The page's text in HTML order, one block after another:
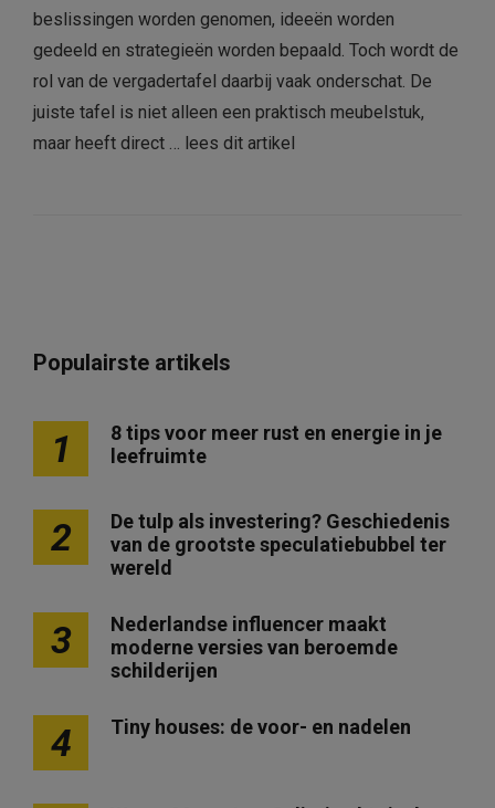
beslissingen worden genomen, ideeën worden
gedeeld en strategieën worden bepaald. Toch wordt de
rol van de vergadertafel daarbij vaak onderschat. De
juiste tafel is niet alleen een praktisch meubelstuk,
maar heeft direct … lees dit artikel
Populairste artikels
1
8 tips voor meer rust en energie in je
leefruimte
2
De tulp als investering? Geschiedenis
van de grootste speculatiebubbel ter
wereld
3
Nederlandse influencer maakt
moderne versies van beroemde
schilderijen
4 Tiny houses: de voor- en nadelen